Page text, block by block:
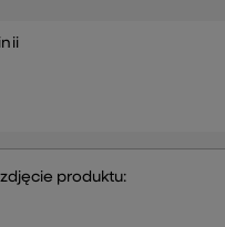
produktu: